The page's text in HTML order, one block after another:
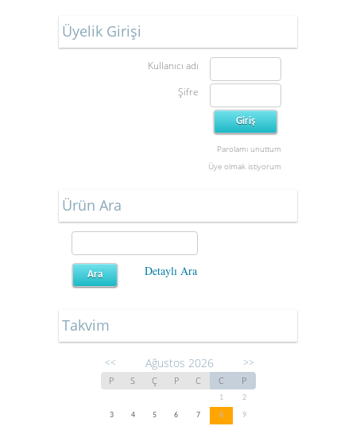
Üyelik Girişi
Kullanıcı adı
Şifre
Parolamı unuttum
Üye olmak istiyorum
Ürün Ara
Detaylı Ara
Takvim
<< Ağustos 2026 >>
P S Ç P C C P
1
2
3
4 5 6 7 8 9